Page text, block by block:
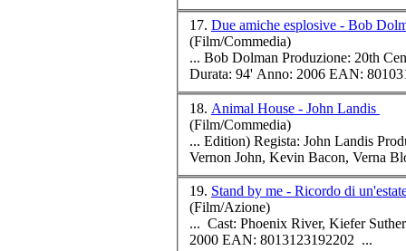
17. Due amiche esplosive - Bob
(Film/Commedia)
... Bob Dolman Produzione:
Durata: 94' Anno: 2006
18. Animal House - John Landis
(Film/Commedia)
...
Vernon John, Kevin Bacon, Verna
19. Stand by me - Ricordo di
(Film/Azione)
... Cast: Phoenix River, Kiefer Sutherland, Corey
2000 EAN: 8013123192202 ...